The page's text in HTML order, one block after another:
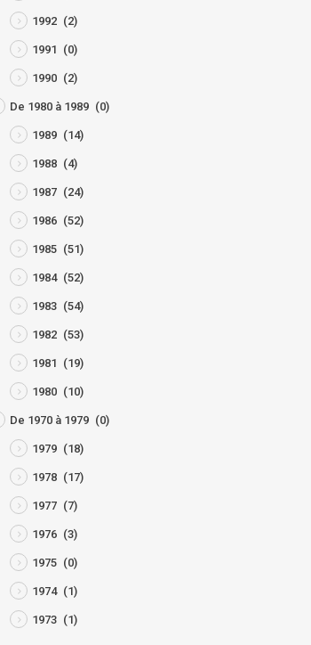
1992 (2)
1991 (0)
1990 (2)
De 1980 à 1989 (0)
1989 (14)
1988 (4)
1987 (24)
1986 (52)
1985 (51)
1984 (52)
1983 (54)
1982 (53)
1981 (19)
1980 (10)
De 1970 à 1979 (0)
1979 (18)
1978 (17)
1977 (7)
1976 (3)
1975 (0)
1974 (1)
1973 (1)